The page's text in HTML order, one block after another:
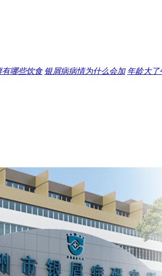
有哪些饮食 银屑病病情为什么会加 年龄大了